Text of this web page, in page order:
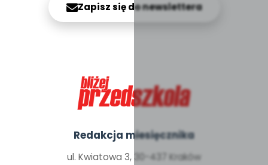
Zapisz się do newslettera
Redakcja miesięcznika
ul. Kwiatowa 3, 30-437 Kraków